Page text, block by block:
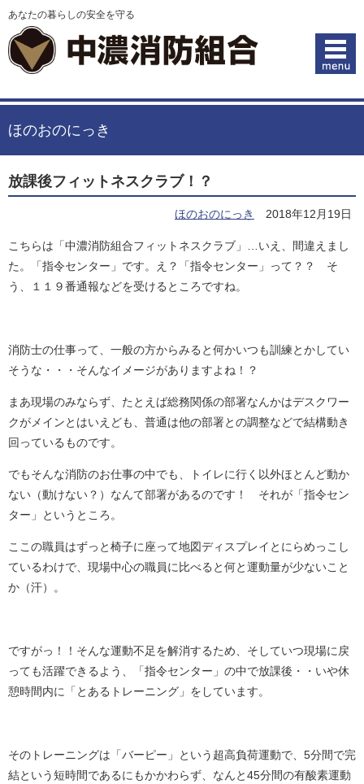
あなたの暮らしの安全を守る
ほのおのにっき
放課後フィットネスクラブ！？
ほのおのにっき 2018年12月19日
こちらは「中濃消防組合フィットネスクラブ」…いえ、間違えまし
た。「指令センター」です。え？「指令センター」って？？ そ
う、１１９番通報などを受けるところですね。
消防士の仕事って、一般の方からみると何かいつも訓練とかしてい
そうな・・・そんなイメージがありますよね！？
まあ現場のみならず、たとえば総務関係の部署なんかはデスクワー
クがメインとはいえども、普通は他の部署との調整などで結構動き
回っているものです。
でもそんな消防のお仕事の中でも、トイレに行く以外ほとんど動か
ない（動けない？）なんて部署があるのです！ それが「指令セン
ター」というところ。
ここの職員はずっと椅子に座って地図ディスプレイとにらめっこし
ているわけで、現場中心の職員に比べると何と運動量が少ないこと
か（汗）。
ですがっ！！そんな運動不足を解消するため、そしていつ現場に戻
っても活躍できるよう、「指令センター」の中で放課後・・いや休
憩時間内に「とあるトレーニング」をしています。
そのトレーニングは「バーピー」という超高負荷運動で、5分間で完
結という短時間であるにもかかわらず、なんと45分間の有酸素運動